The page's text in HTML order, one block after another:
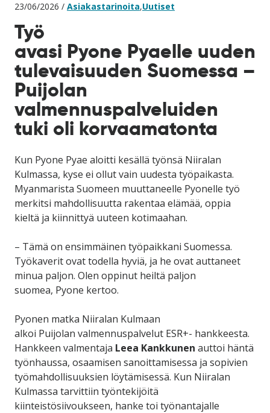
23/06/2026 / Asiakastarinoita,Uutiset
Työ
avasi Pyone Pyaelle uuden
tulevaisuuden Suomessa –
Puijolan
valmennuspalveluiden
tuki oli korvaamatonta
Kun Pyone Pyae aloitti kesällä työnsä Niiralan
Kulmassa, kyse ei ollut vain uudesta työpaikasta.
Myanmarista Suomeen muuttaneelle Pyonelle työ
merkitsi mahdollisuutta rakentaa elämää, oppia
kieltä ja kiinnittyä uuteen kotimaahan.
– Tämä on ensimmäinen työpaikkani Suomessa.
Työkaverit ovat todella hyviä, ja he ovat auttaneet
minua paljon. Olen oppinut heiltä paljon
suomea, Pyone kertoo.
Pyonen matka Niiralan Kulmaan
alkoi Puijolan valmennuspalvelut ESR+- hankkeesta.
Hankkeen valmentaja Leea Kankkunen auttoi häntä
työnhaussa, osaamisen sanoittamisessa ja sopivien
työmahdollisuuksien löytämisessä. Kun Niiralan
Kulmassa tarvittiin työntekijöitä
kiinteistösiivoukseen, hanke toi työnantajalle